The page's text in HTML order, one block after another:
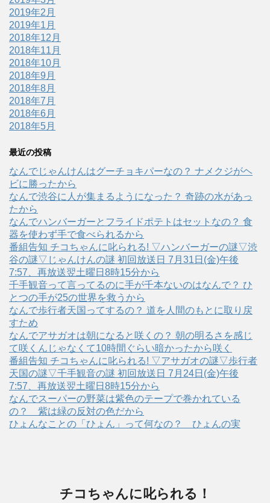
2019年2月
2019年1月
2018年12月
2018年11月
2018年10月
2018年9月
2018年8月
2018年7月
2018年6月
2018年5月
最近の投稿
なんでじゃんけんはグーチョキパーなの？ ナメクジがヘ
ビに勝ったから
なんで渋谷に人が集まるようになった？ 奇跡の水があっ
たから
なんでハンバーガーとフライドポテトはセットなの？ 食
器を使わず手で食べられるから
番組告知 チコちゃんに叱られる! ▽ハンバーガーの謎▽渋
谷の謎▽じゃんけんの謎 初回放送日 7月31日(金)午後
7:57、再放送翌土曜日8時15分から
千手観音って言ってるのに手が千本ないのはなんで？ ひ
とつの手が25の世界を救うから
なんで歩行者天国ってするの？ 道を人間のもとに取り戻
すため
なんでアサガオは朝になると咲くの？ 朝の明るさを感じ
て咲くんじゃなくて10時間ぐらい暗かったから咲く
番組告知 チコちゃんに叱られる! ▽アサガオの謎▽歩行者
天国の謎▽千手観音の謎 初回放送日 7月24日(金)午後
7:57、再放送翌土曜日8時15分から
なんでスーパーの野菜は紫色のテープで巻かれている
の？ 紫は緑の反対の色だから
ひょんなことの「ひょん」って何なの？ ひょんの実
チコちゃんに叱られる！